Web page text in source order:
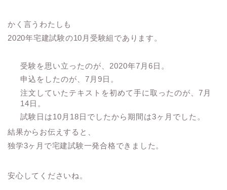
かく言うわたしも
2020年宅建試験の10月受験組であります。
受験を思い立ったのが、2020年7月6日。
申込をしたのが、7月9日。
注文していたテキストを初めて手に取ったのが、7月
14日。
試験日は10月18日でしたから期間は3ヶ月でした。
結果からお伝えすると、
独学3ヶ月で宅建試験一発合格できました。
安心してくださいね。